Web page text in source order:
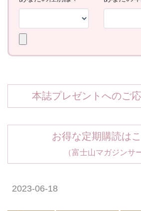
本誌プレゼントへのご
お得な定期購読は
（富士山マガジンサ
2023-06-18